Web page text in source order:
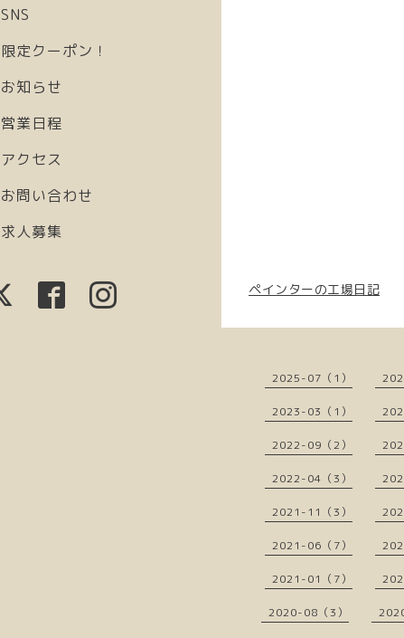
SNS
限定クーポン！
お知らせ
営業日程
アクセス
お問い合わせ
求人募集
ペインターの工場日記
2025-07（1）
2023-03（1）
2022-09（2）
2022-04（3）
2021-11（3）
2021-06（7）
2021-01（7）
2020-08（3）